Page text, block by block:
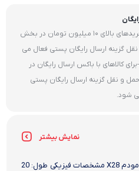
1-برای خریدهای بالای 10 میلیون تومان در بخش
گزینه ارسال رایگان پستی فعال می
شود. 2-برای کالاهای با باکس ارسال رایگان در
و نقل گزینه ارسال رایگان پستی
شود.
نمایش بیشتر
تبدیل UFL به SMA F چهار کانال مودم X28 مشخصات فیزیکی طول: 20